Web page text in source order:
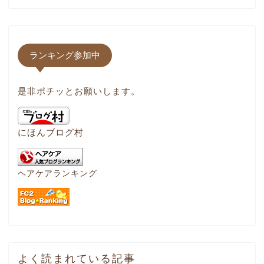
ランキング参加中
是非ポチッとお願いします。
にほんブログ村
ヘアケアランキング
よく読まれている記事